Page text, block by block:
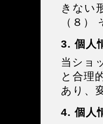
きない
（８）
3. 個人
当ショ
と合理
あり、
4. 個人